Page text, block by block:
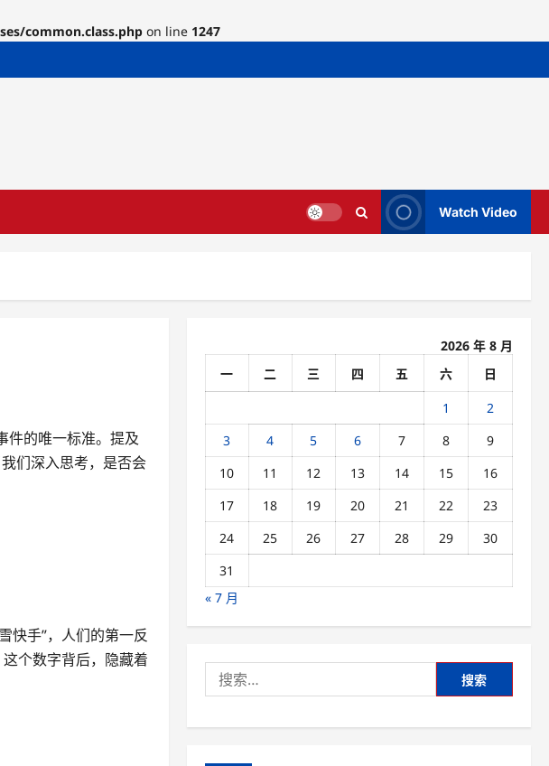
common.class.php on line 1247
Watch Video
件的唯一标准。提及
们深入思考，是否会
快手”，人们的第一反
个数字背后，隐藏着
2026 年 8 月
一
二 三 四 五 六
日
1
2
3
4 5 6 7 8
9
10
11 12 13 14 15
16
17
18 19 20 21 22
23
24
25 26 27 28 29
30
31
« 7 月
索：